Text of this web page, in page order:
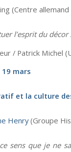
(Centre allemand
l’esprit du décor
/ Patrick Michel
mars
et la culture
Henry(Groupe
sens que je ne